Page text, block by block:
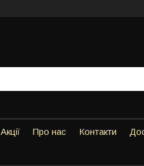
Акції Про нас Контакти